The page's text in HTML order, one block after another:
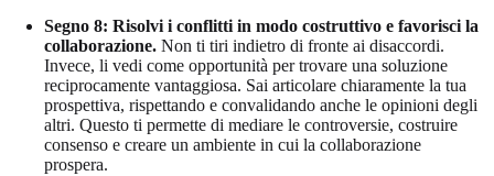
Segno 8: Risolvi i conflitti in modo costruttivo e favorisci la
collaborazione. Non ti tiri indietro di fronte ai disaccordi.
Invece, li vedi come opportunità per trovare una soluzione
reciprocamente vantaggiosa. Sai articolare chiaramente la tua
prospettiva, rispettando e convalidando anche le opinioni degli
altri. Questo ti permette di mediare le controversie, costruire
consenso e creare un ambiente in cui la collaborazione
prospera.